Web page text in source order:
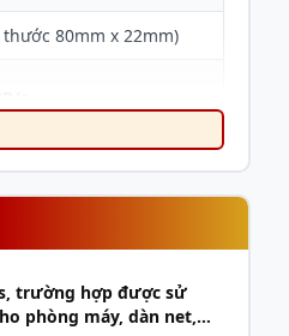
thước80mm x 22mm)
s
trường hợp được sử
phòng máy, dàn net,